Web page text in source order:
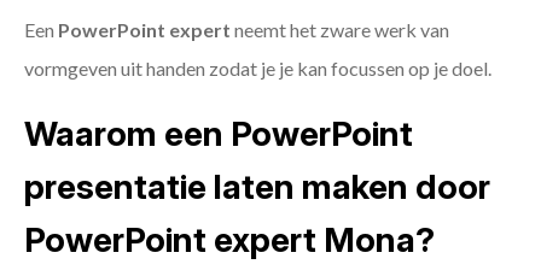
Een PowerPoint expert neemt het zware werk van
vormgeven uit handen zodat je je kan focussen op je doel.
Waarom een PowerPoint
presentatie laten maken door
PowerPoint expert Mona?